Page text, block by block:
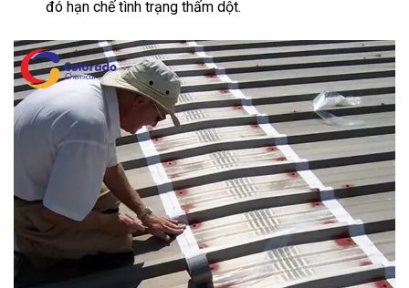
đó hạn chế tình trạng thấm dột.